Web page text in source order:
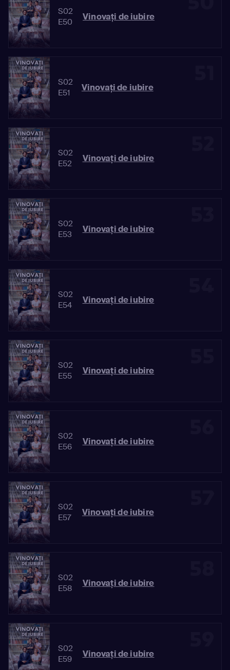
S02
E50
Vinovaţi de iubire
S02
E51
Vinovaţi de iubire
S02
E52
Vinovaţi de iubire
S02
E53
Vinovaţi de iubire
S02
E54
Vinovaţi de iubire
S02
E55
Vinovaţi de iubire
S02
E56
Vinovaţi de iubire
S02
E57
Vinovaţi de iubire
S02
E58
Vinovaţi de iubire
S02
E59
Vinovaţi de iubire